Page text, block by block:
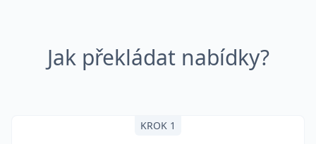
Jak překládat nabídky?
KROK 1